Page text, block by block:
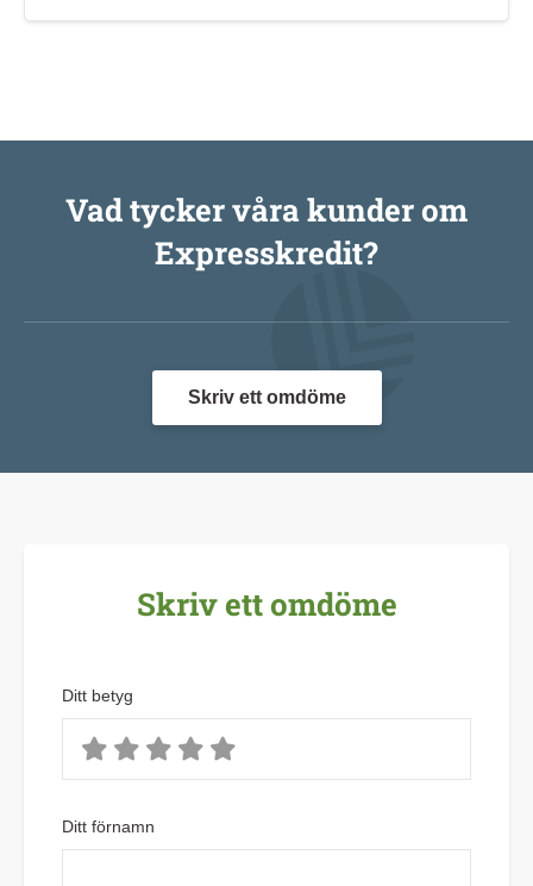
Vad tycker våra kunder om
Expresskredit?
Skriv ett omdöme
Skriv ett omdöme
Ditt betyg
Ditt förnamn